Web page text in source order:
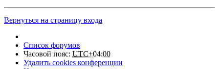
Вернуться на страницу входа
Список форумов
Часовой пояс: UTC+04:00
Удалить cookies конференции